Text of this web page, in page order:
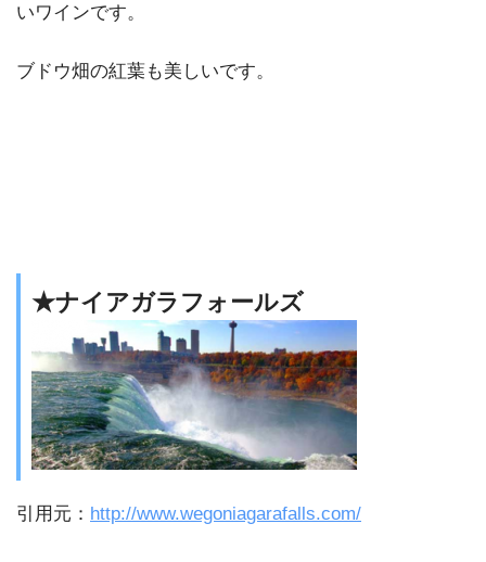
いワインです。
ブドウ畑の紅葉も美しいです。
★ナイアガラフォールズ
引用元： http://www.wegoniagarafalls.com/